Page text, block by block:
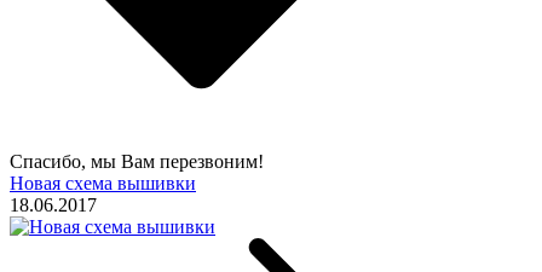
Спасибо, мы Вам перезвоним!
Новая схема вышивки
18.06.2017